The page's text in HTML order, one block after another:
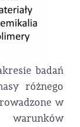
badań
różnego
w
warunków